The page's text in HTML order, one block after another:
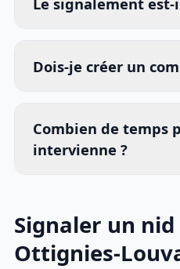
Dois-je créer un
Combien de temps
intervienne ?
Signaler un nid
Ottignies-